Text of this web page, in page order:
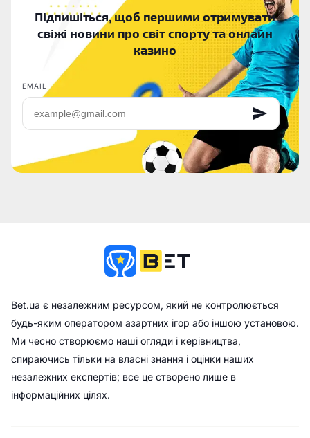
Підпишіться, щоб першими отримувати
свіжі новини про світ спорту та онлайн
казино
EMAIL
Bet.ua є незалежним ресурсом, який не контролюється
будь-яким оператором азартних ігор або іншою установою.
Ми чесно створюємо наші огляди і керівництва,
спираючись тільки на власні знання і оцінки наших
незалежних експертів; все це створено лише в
інформаційних цілях.